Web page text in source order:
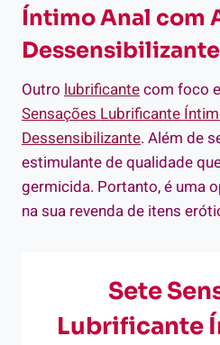
Íntimo Anal com
Dessensibilizante
Outro lubrificantecom foco
Sensações Lubrificante
Dessensibilizante. Além de
estimulante de qualidade
germicida. Portanto, é uma
na sua revenda de itens
Sete
Lubrificante